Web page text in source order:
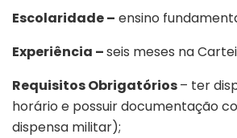
Escolaridade – ensino
Experiência –seis meses na
Requisitos Obrigatórios– ter
horário e possuir documentação
dispensa militar);